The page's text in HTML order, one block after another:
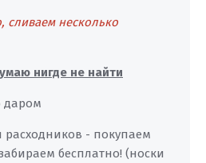
сливаем несколько
нигде не найти
даром
- покупаем
бесплатно! (носки